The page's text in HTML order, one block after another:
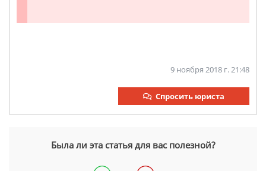
9 ноября 2018 г. 21:48
Спросить юриста
Была ли эта статья для вас полезной?